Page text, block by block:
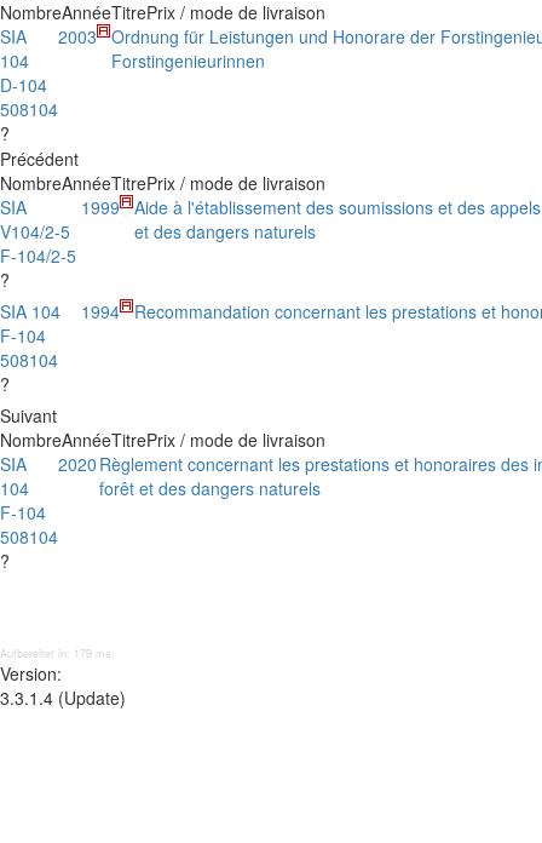
NombreAnnéeTitrePrix / mode de livraison
SIA
104
D-104
508104
?
2003
Ordnung für Leistungen und Honorare der
Forstingenieurinnen
Précédent
NombreAnnéeTitrePrix / mode de livraison
SIA
V104/2-5
F-104/2-5
?
1999
Aide à l'établissement des soumissions et des
et des dangers naturels
SIA 104
F-104
508104
?
1994 Recommandation concernant les prestations et
Suivant
NombreAnnéeTitrePrix / mode de livraison
SIA
104
F-104
508104
?
2020 Règlement concernant les prestations et honoraires des
forêt et des dangers naturels
Aufbereitet in: 179 ms;
Version:
3.3.1.4 (Update)